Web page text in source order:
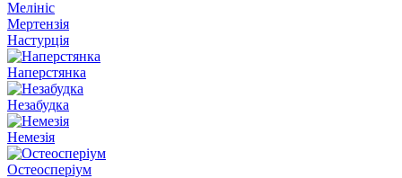
Мелініс
Мертензія
Настурція
Наперстянка
Незабудка
Немезія
Остеосперіум